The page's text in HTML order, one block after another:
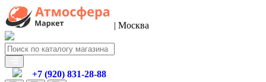
| Москва
+7 (920) 831-28-88